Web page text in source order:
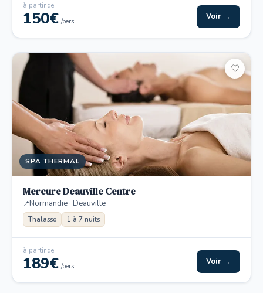
à partir de
150€ /pers. Voir →
SPA THERMAL
♡
Mercure Deauville Centre
Normandie · Deauville
Thalasso 1 à 7 nuits
à partir de
189€ /pers. Voir →